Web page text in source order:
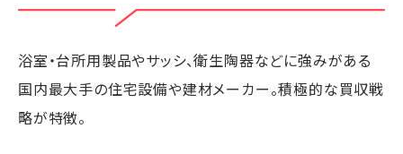
浴室・台所用製品やサッシ、衛生陶器などに強みがある
国内最大手の住宅設備や建材メーカー。積極的な買収戦
略が特徴。